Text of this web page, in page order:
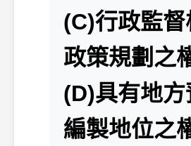
(C)行政監督
政策規劃之
(D)具有地方
編製地位之